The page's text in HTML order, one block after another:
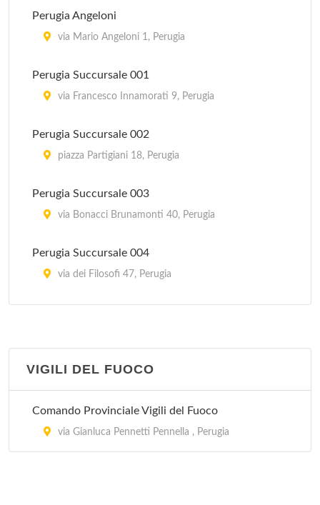
Perugia Angeloni
via Mario Angeloni 1, Perugia
Perugia Succursale 001
via Francesco Innamorati 9, Perugia
Perugia Succursale 002
piazza Partigiani 18, Perugia
Perugia Succursale 003
via Bonacci Brunamonti 40, Perugia
Perugia Succursale 004
via dei Filosofi 47, Perugia
Perugia Succursale 006
piazza dei Navigatori 34, Perugia
Perugia Succursale 007
strada Ponte D'Oddi 8, Perugia
VIGILI DEL FUOCO
Comando Provinciale Vigili del Fuoco
via Gianluca Pennetti Pennella , Perugia